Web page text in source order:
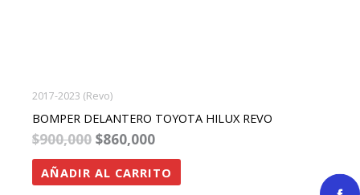
2017-2023 (Revo)
BOMPER DELANTERO TOYOTA HILUX REVO
$900,000 $860,000
AÑADIR AL CARRITO